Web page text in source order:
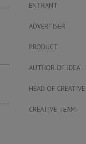
ENTRANT
ADVERTISER
PRODUCT
AUTHOR OF IDEA
HEAD OF CREATIVE
CREATIVE TEAM